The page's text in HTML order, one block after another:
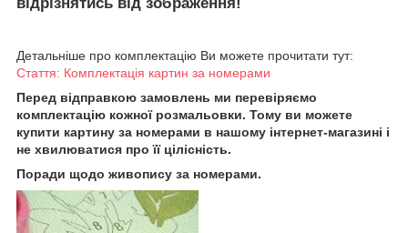
Детальніше про комплектацію Ви можете прочитати тут:
Стаття: Комплектація картин за номерами
Перед відправкою замовлень ми перевіряємо
комплектацію кожної розмальовки. Тому ви можете
купити картину за номерами в нашому інтернет-магазині і
не хвилюватися про її цілісність.
Поради щодо живопису за номерами.